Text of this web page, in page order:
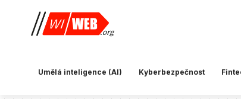
Umělá inteligence (AI) Kyberbezpečnost